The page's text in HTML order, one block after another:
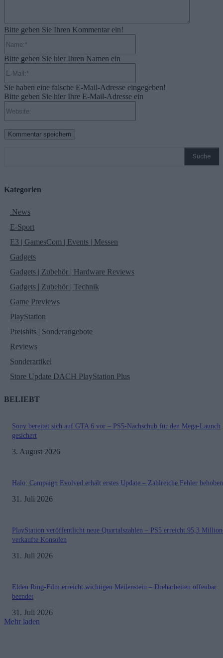
Bitte geben Sie Ihren Kommentar ein!
Bitte geben Sie hier Ihren Namen ein
Sie haben eine falsche E-Mail-Adresse eingegeben!
Bitte geben Sie hier Ihre E-Mail-Adresse ein
Suche
Kategorien
.News
E-Sport
E3 | GamesCom | Events | Messen
Gadgets
Gadgets | Zubehör | Hardware Reviews
Gadgets | Zubehör | Technik
Game Previews
PlayStation
Preishits | Sonderangebote
Reviews
Sonderartikel
Store Update DACH PlayStation Plus
BELIEBT
Sony bereitet sich auf GTA 6 vor – PS5-Nachschub für den Mega-Launch
gesichert
3. August 2026
Halo: Campaign Evolved erhält erstes Update – Zahlreiche Fehler behoben
31. Juli 2026
PlayStation veröffentlicht neue Quartalszahlen – PS5 erreicht 95,3
verkaufte Konsolen
31. Juli 2026
Elden Ring-Film erreicht wichtigen Meilenstein – Dreharbeiten offenbar
beendet
31. Juli 2026
Mehr laden